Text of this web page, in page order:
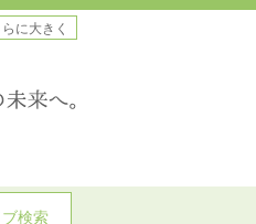
らに大きく
検索